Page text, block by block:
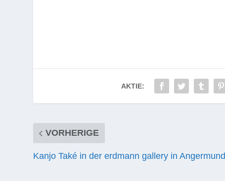
AKTIE:
VORHERIGE
Kanjo Také in der erdmann gallery in Angermund